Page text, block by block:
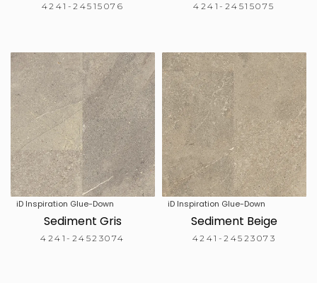
4241-24515076 4241-24515075
iD Inspiration Glue-Down
Sediment Gris
4241-24523074
iD Inspiration Glue-Down
Sediment Beige
4241-24523073